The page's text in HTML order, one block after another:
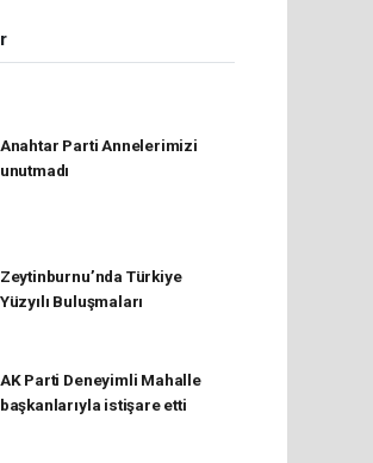
Anahtar Parti Annelerimizi
unutmadı
Zeytinburnu’nda Türkiye
Yüzyılı Buluşmaları
AK Parti Deneyimli Mahalle
başkanlarıyla istişare etti